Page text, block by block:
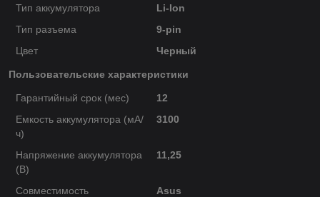
Тип аккумулятора
Li-Ion
Тип разъема
9-pin
Цвет
Черный
Пользовательские характеристики
Гарантийный срок (мес)
12
Емкость аккумулятора (мА/
ч)
3100
Напряжение аккумулятора
(В)
11,25
Совместимость Asus